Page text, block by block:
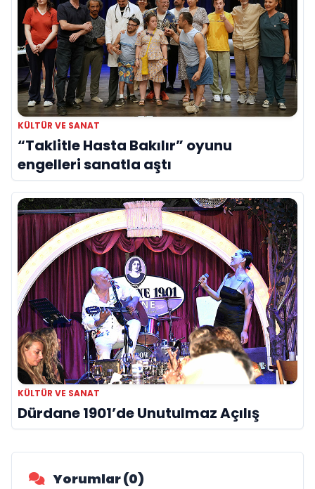
KÜLTÜR VE SANAT
“Taklitle Hasta Bakılır” oyunu
engelleri sanatla aştı
KÜLTÜR VE SANAT
Dürdane 1901’de Unutulmaz Açılış
Yorumlar (0)